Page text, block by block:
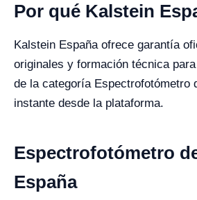
Por qué Kalstein
Kalstein España ofrece garantía
originales y formación técnica
de la categoría Espectrofotómetro
instante desde la plataforma.
Espectrofotómetro
España